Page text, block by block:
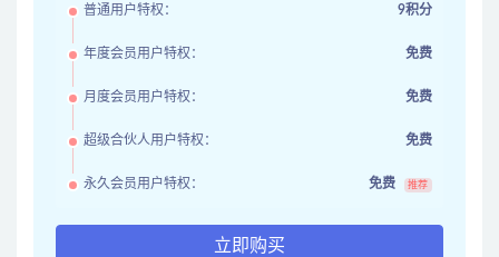
普通用户特权： 9积分
年度会员用户特权： 免费
月度会员用户特权： 免费
超级合伙人用户特权： 免费
永久会员用户特权： 免费 推荐
立即购买